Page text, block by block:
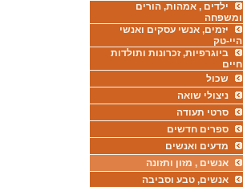
ילדים , אמהות, הורים
ומשפחה
יזמים, אנשי עסקים ואנשי
היי-טק
ביוגרפיות, זכרונות ותולדות
חיים
שכול
ניצולי שואה
סרטי תעודה
ספרים חדשים
מדעים ואנשים
אנשים , מזון ותזונה
אנשים, טבע וסביבה